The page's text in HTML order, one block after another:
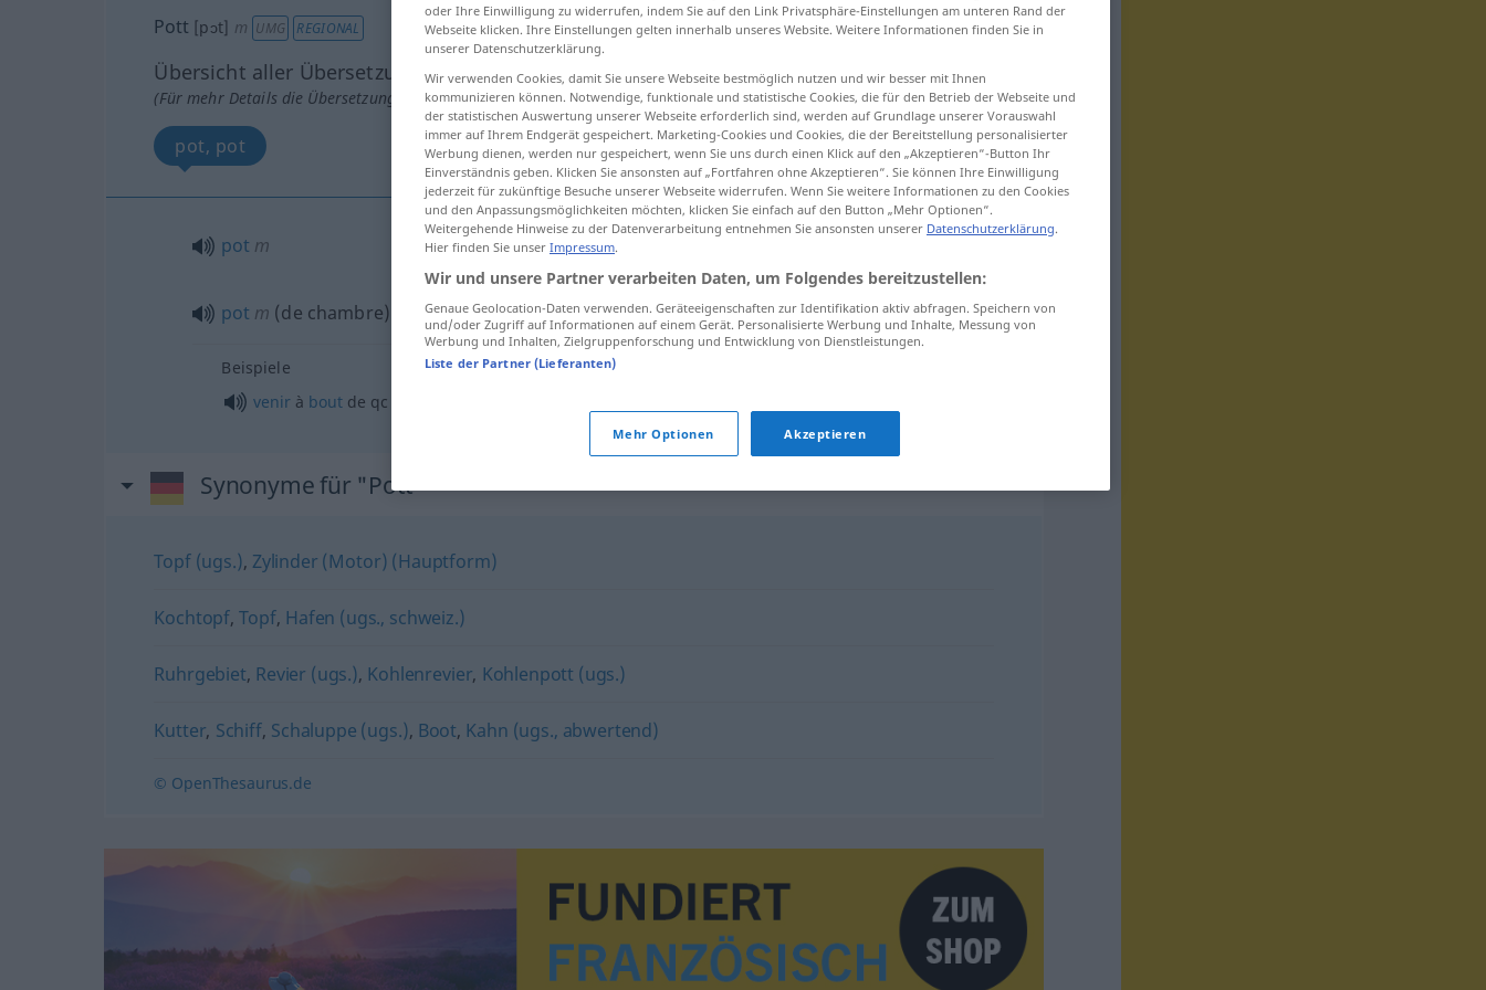
Pott [pɔt] m UMG REGIONAL
Übersicht aller Übersetzungen
(Für mehr Details die Übersetzung anklicken/antippen)
pot, pot
pot m
pot m (de chambre) Pott(≈ Nachttopf)
Beispiele
venirà boutde qc
Synonyme für "Pott"
Topf (ugs.), Zylinder (Motor) (Hauptform)
Kochtopf,Topf, Hafen (ugs., schweiz.)
Ruhrgebiet, Revier (ugs.), Kohlenrevier, Kohlenpott (ugs.)
Kutter, Schiff, Schaluppe (ugs.), Boot, Kahn (ugs., abwertend)
© OpenThesaurus.de
oder Ihre Einwilligung zu widerrufen, indem Sie auf den Link Privatsphäre-Einstellungen am unteren Rand der
Webseite klicken. Ihre Einstellungen gelten innerhalb unseres Website. Weitere Informationen finden Sie in
unserer Datenschutzerklärung.
Wir verwenden Cookies, damit Sie unsere Webseite bestmöglich nutzen und wir besser mit Ihnen
kommunizieren können. Notwendige, funktionale und statistische Cookies, die für den Betrieb der Webseite und
der statistischen Auswertung unserer Webseite erforderlich sind, werden auf Grundlage unserer Vorauswahl
immer auf Ihrem Endgerät gespeichert. Marketing-Cookies und Cookies, die der Bereitstellung personalisierter
Werbung dienen, werden nur gespeichert, wenn Sie uns durch einen Klick auf den „Akzeptieren“-Button Ihr
Einverständnis geben. Klicken Sie ansonsten auf „Fortfahren ohne Akzeptieren“. Sie können Ihre Einwilligung
jederzeit für zukünftige Besuche unserer Webseite widerrufen. Wenn Sie weitere Informationen zu den Cookies
und den Anpassungsmöglichkeiten möchten, klicken Sie einfach auf den Button „Mehr Optionen“.
Weitergehende Hinweise zu der Datenverarbeitung entnehmen Sie ansonsten unserer Datenschutzerklärung.
Hier finden Sie unser Impressum.
Wir und unsere Partner verarbeiten Daten, um Folgendes bereitzustellen:
Genaue Geolocation-Daten verwenden. Geräteeigenschaften zur Identifikation aktiv abfragen. Speichern von
und/oder Zugriff auf Informationen auf einem Gerät. Personalisierte Werbung und Inhalte, Messung von
Werbung und Inhalten, Zielgruppenforschung und Entwicklung von Dienstleistungen.
Liste der Partner (Lieferanten)
Mehr Optionen Akzeptieren